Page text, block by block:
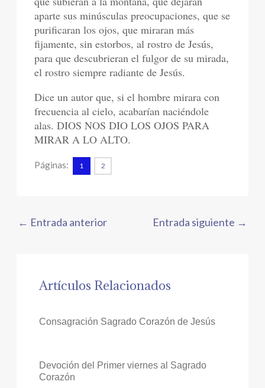
aparte sus minúsculas preocupaciones, que se
purificaran los ojos, que miraran más
fijamente, sin estorbos, al rostro de Jesús,
para que descubrieran el fulgor de su mirada,
el rostro siempre radiante de Jesús.
Dice un autor que, si el hombre mirara con
frecuencia al cielo, acabarían naciéndole
alas. DIOS NOS DIO LOS OJOS PARA
MIRAR A LO ALTO.
Páginas: 1 2
← Entrada anterior Entrada siguiente →
Artículos Relacionados
Consagración Sagrado Corazón de Jesús
Devoción del Primer viernes al Sagrado
Corazón